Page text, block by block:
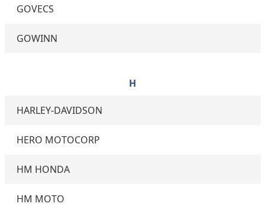
GOVECS
GOWINN
H
HARLEY-DAVIDSON
HERO MOTOCORP
HM HONDA
HM MOTO